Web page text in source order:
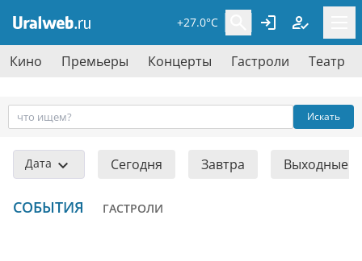
+27.0°C
Кино Премьеры Концерты Гастроли Театр
Искать
Дата Сегодня Завтра Выходные
СОБЫТИЯ ГАСТРОЛИ